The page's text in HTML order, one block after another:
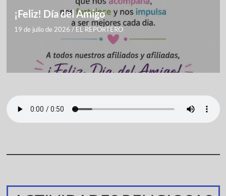
¡Feliz! Día del Amigo
19 de julio de 2026 / EL REPORTERO